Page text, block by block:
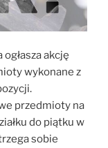
akcję
wykonane z
przedmioty na
do piątku w
sobie